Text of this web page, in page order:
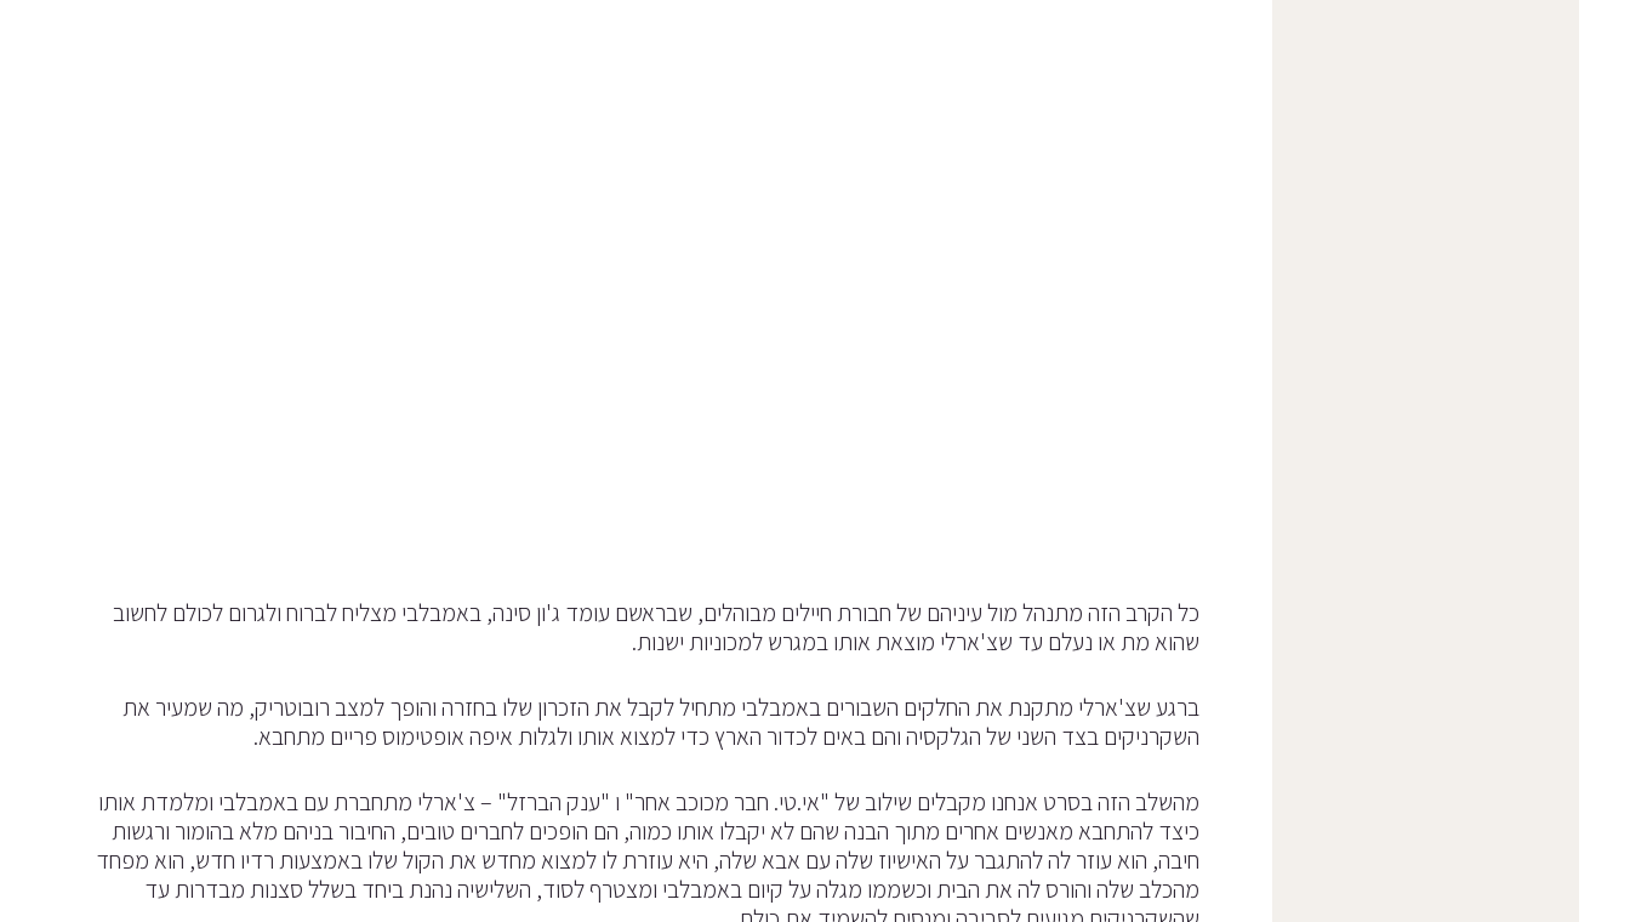
כל הקרב הזה מתנהל מול עיניהם של חבורת חיילים מבוהלים, שבראשם עומד ג'ון סינה, באמבלבי מצליח לברוח ולגרום לכולם לחשוב
שהוא מת או נעלם עד שצ'ארלי מוצאת אותו במגרש למכוניות ישנות.
ברגע שצ'ארלי מתקנת את החלקים השבורים באמבלבי מתחיל לקבל את הזכרון שלו בחזרה והופך למצב רובוטריק, מה שמעיר את
השקרניקים בצד השני של הגלקסיה והם באים לכדור הארץ כדי למצוא אותו ולגלות איפה אופטימוס פריים מתחבא.
מהשלב הזה בסרט אנחנו מקבלים שילוב של "אי.טי. חבר מכוכב אחר" ו "ענק הברזל" – צ'ארלי מתחברת עם באמבלבי ומלמדת אותו
כיצד להתחבא מאנשים אחרים מתוך הבנה שהם לא יקבלו אותו כמוה, הם הופכים לחברים טובים, החיבור בניהם מלא בהומור ורגשות
חיבה, הוא עוזר לה להתגבר על האישיוז שלה עם אבא שלה, היא עוזרת לו למצוא מחדש את הקול שלו באמצעות רדיו חדש, הוא מפחד
מהכלב שלה והורס לה את הבית וכשממו מגלה על קיום באמבלבי ומצטרף לסוד, השלישיה נהנת ביחד בשלל סצנות מבדרות עד